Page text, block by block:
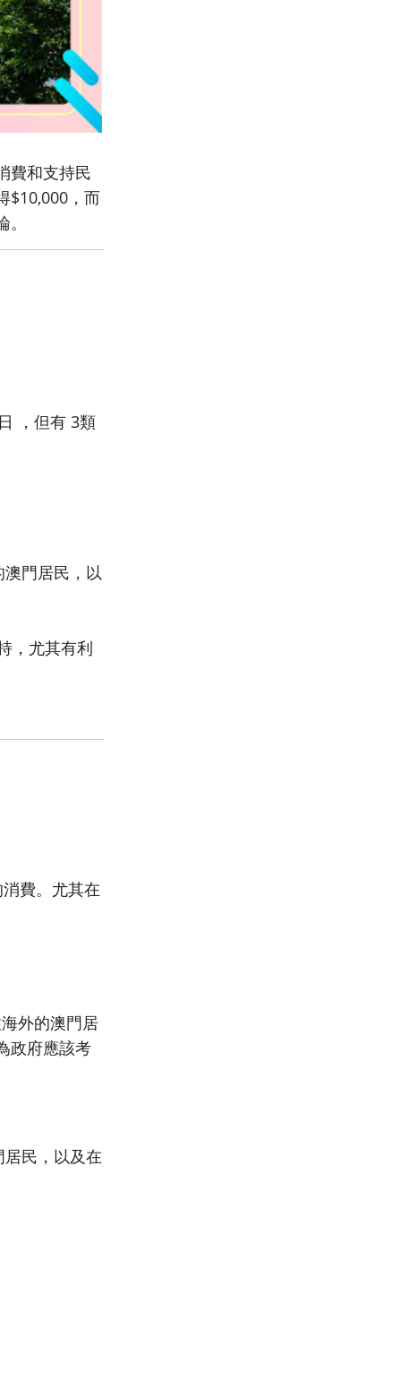
費和支持民
$10,000，而
，但有 3類
門居民，以
，尤其有利
費。尤其在
外的澳門居
政府應該考
民，以及在